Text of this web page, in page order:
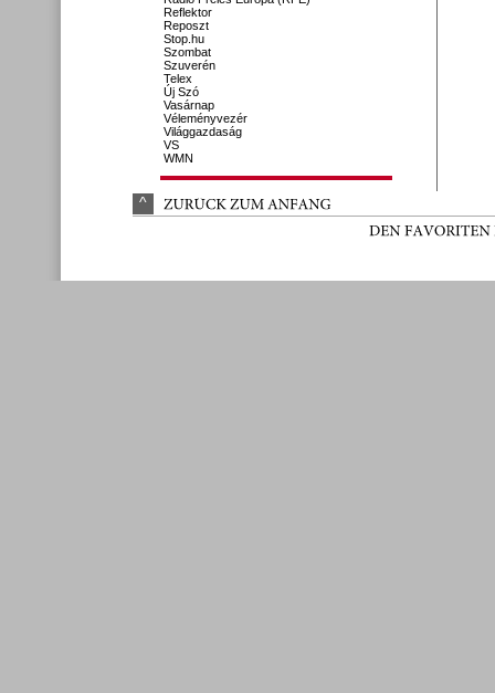
Reflektor
Reposzt
Stop.hu
Szombat
Szuverén
Telex
Új Szó
Vasárnap
Véleményvezér
Világgazdaság
VS
WMN
^ ZURÜCK ZUM ANFANG
DEN FAVORITEN